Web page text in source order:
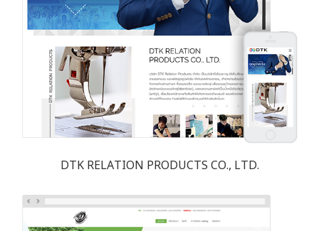
DTK RELATION PRODUCTS CO., LTD.